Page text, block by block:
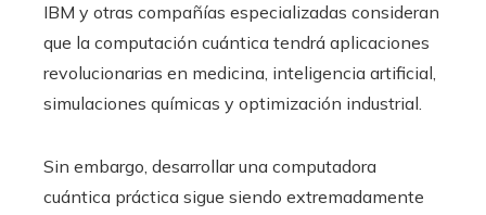
IBM y otras compañías especializadas consideran
que la computación cuántica tendrá aplicaciones
revolucionarias en medicina, inteligencia artificial,
simulaciones químicas y optimización industrial.
Sin embargo, desarrollar una computadora
cuántica práctica sigue siendo extremadamente